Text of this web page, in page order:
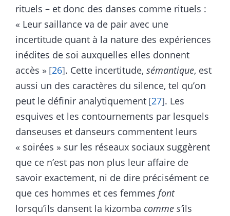
rituels – et donc des danses comme rituels :
« Leur saillance va de pair avec une
incertitude quant à la nature des expériences
inédites de soi auxquelles elles donnent
accès » 26 . Cette incertitude, sémantique, est
aussi un des caractères du silence, tel qu’on
peut le définir analytiquement 27 . Les
esquives et les contournements par lesquels
danseuses et danseurs commentent leurs
« soirées » sur les réseaux sociaux suggèrent
que ce n’est pas non plus leur affaire de
savoir exactement, ni de dire précisément ce
que ces hommes et ces femmes font
lorsqu’ils dansent la kizomba comme s’ils